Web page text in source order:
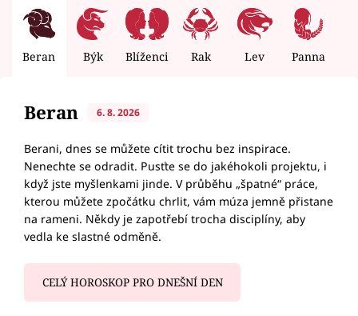
Beran Býk Blíženci Rak Lev Panna
Beran 6. 8. 2026
Berani, dnes se můžete cítit trochu bez inspirace.
Nenechte se odradit. Pusťte se do jakéhokoli projektu, i
když jste myšlenkami jinde. V průběhu „špatné“ práce,
kterou můžete zpočátku chrlit, vám múza jemně přistane
na rameni. Někdy je zapotřebí trocha disciplíny, aby
vedla ke slastné odměně.
CELÝ HOROSKOP PRO DNEŠNÍ DEN